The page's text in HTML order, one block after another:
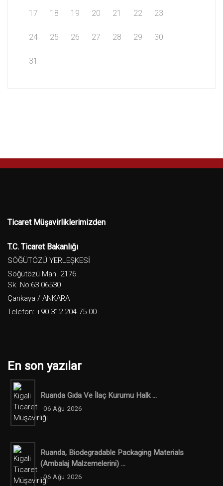
17 18 19 20 21 22 23
24 25 26 27 28 29 30
31
Ticaret Müşavirliklerimizden
T.C. Ticaret Bakanlığı
SÖĞÜTÖZÜ YERLEŞKESİ
Söğütözü Mah. 2176.
Sk. No:63 06530
Çankaya / ANKARA
Telefon: +90 312 204 75 00
En son yazılar
Ruanda Gıda Ve İlaç Kurumu Halk ...
06 Ağu 2026
Ruanda, Biodegradable Packaging Materials
(ambalaj Malzemelerini) ...
06 Ağu 2026